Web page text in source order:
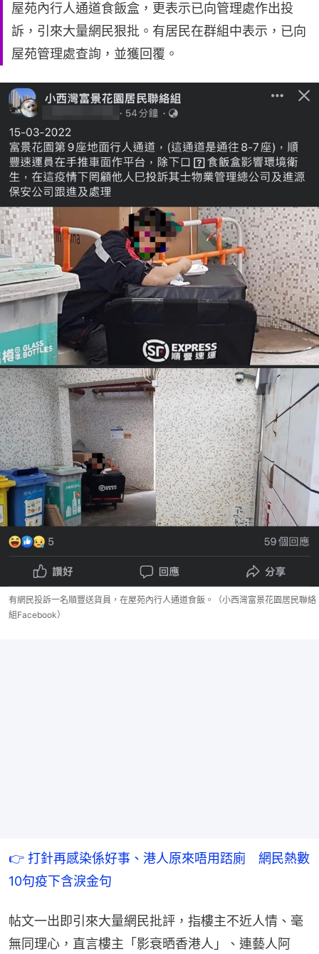
屋苑內行人通道食飯盒，更表示已向管理處作出投
訴，引來大量網民狠批。有居民在群組中表示，已向
屋苑管理處查詢，並獲回覆。
有網民投訴一名順豐送貨員，在屋苑內行人通道食飯。（小西灣富景花園居民聯絡
組Facebook）
👉 打針再感染係好事、港人原來唔用踎廁　網民熱數
10句疫下含淚金句
帖文一出即引來大量網民批評，指樓主不近人情、毫
無同理心，直言樓主「影衰晒香港人」、連藝人阿